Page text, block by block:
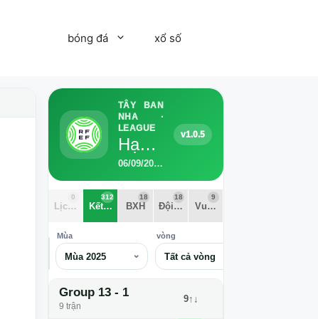
bóng đá xổ số
TÂY BAN
NHA ·
LEAGUE
Hạng Tư Tây Ban Nha - Nhóm 13 2025
06/09/2025 - 07/06/2026 · 18 Đội · 312 trận · 36 vòng
v1.0.5
Lịch thi đấu
0
Kết quả
312
BXH
18
Đội bóng
18
Vua phá lưới
9
⌕
Mùa
Mùa 2025
vòng
Tất cả vòng
Group 13 - 1
9 trận
9↑↓